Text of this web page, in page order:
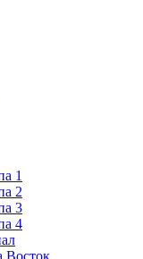
1
2
3
4
Восток